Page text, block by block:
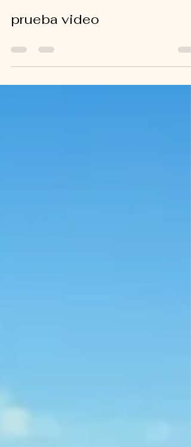
prueba video